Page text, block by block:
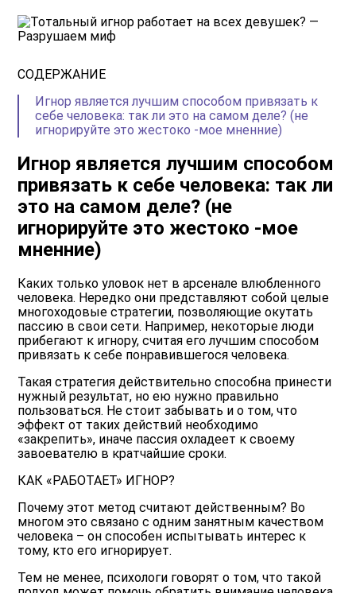
СОДЕРЖАНИЕ
Игнор является лучшим способом привязать к
себе человека: так ли это на самом деле? (не
игнорируйте это жестоко -мое мненние)
Игнор является лучшим способом
привязать к себе человека: так ли
это на самом деле? (не
игнорируйте это жестоко -мое
мненние)
Каких только уловок нет в арсенале влюбленного
человека. Нередко они представляют собой целые
многоходовые стратегии, позволяющие окутать
пассию в свои сети. Например, некоторые люди
прибегают к игнору, считая его лучшим способом
привязать к себе понравившегося человека.
Такая стратегия действительно способна принести
нужный результат, но ею нужно правильно
пользоваться. Не стоит забывать и о том, что
эффект от таких действий необходимо
«закрепить», иначе пассия охладеет к своему
завоевателю в кратчайшие сроки.
КАК «РАБОТАЕТ» ИГНОР?
Почему этот метод считают действенным? Во
многом это связано с одним занятным качеством
человека – он способен испытывать интерес к
тому, кто его игнорирует.
Тем не менее, психологи говорят о том, что такой